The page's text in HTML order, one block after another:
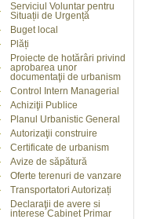
Serviciul Voluntar pentru
Situații de Urgență
Buget local
Plăți
Proiecte de hotărâri privind
aprobarea unor
documentaţii de urbanism
Control Intern Managerial
Achiziţii Publice
Planul Urbanistic General
Autorizaţii construire
Certificate de urbanism
Avize de săpătură
Oferte terenuri de vanzare
Transportatori Autorizați
Declaraţii de avere si
interese Cabinet Primar